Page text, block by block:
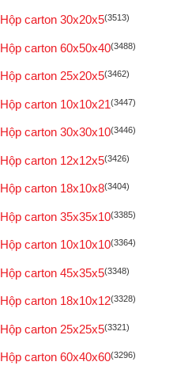
Hộp carton 30x20x5(3513)
Hộp carton 60x50x40(3488)
Hộp carton 25x20x5(3462)
Hộp carton 10x10x21(3447)
Hộp carton 30x30x10(3446)
Hộp carton 12x12x5(3426)
Hộp carton 18x10x8(3404)
Hộp carton 35x35x10(3385)
Hộp carton 10x10x10(3364)
Hộp carton 45x35x5(3348)
Hộp carton 18x10x12(3328)
Hộp carton 25x25x5(3321)
Hộp carton 60x40x60(3296)